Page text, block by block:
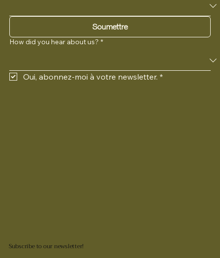
Subscribe to our newsletter!
Soumettre
How did you hear about us? *
Oui, abonnez-moi à votre newsletter. *